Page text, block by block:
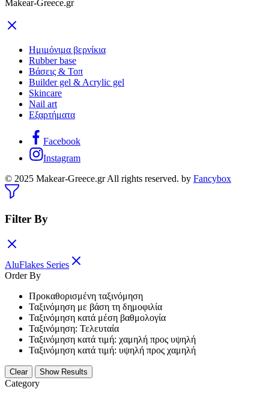
Makear-Greece.gr
Ημιμόνιμα βερνίκια
Rubber base
Βάσεις & Τοπ
Builder gel & Acrylic gel
Skincare
Nail art
Εξαρτήματα
Facebook
Instagram
© 2025 Makear-Greece.gr All rights reserved. by Fancybox
Filter By
AluFlakes Series
Order By
Προκαθορισμένη ταξινόμηση
Ταξινόμηση με βάση τη δημοφιλία
Ταξινόμηση κατά μέση βαθμολογία
Ταξινόμηση: Τελευταία
Ταξινόμηση κατά τιμή: χαμηλή προς υψηλή
Ταξινόμηση κατά τιμή: υψηλή προς χαμηλή
Clear Show Results
Category